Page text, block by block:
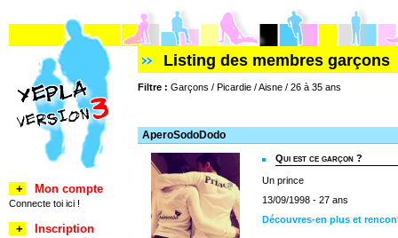
Listing des membres garçons
Filtre : Garçons / Picardie / Aisne / 26 à 35 ans
AperoSodoDodo
Qui est ce garçon ?
Un prince
13/09/1998 - 27 ans
Découvres-en plus et
+ Mon compte
Connecte toi ici !
+
Inscription